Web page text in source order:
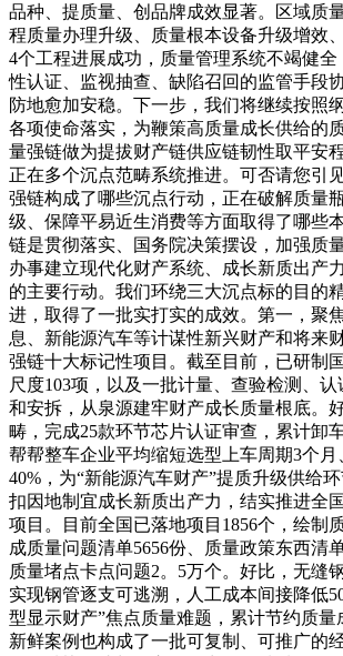
品种、提质量、创品牌成效显著。区域质
程质量办理升级、质量根本设备升级增效
4个工程进展成功，质量管理系统不竭健全
性认证、监视抽查、缺陷召回的监管手段
防地愈加安稳。下一步，我们将继续按照
各项使命落实，为鞭策高质量成长供给的
量强链做为提拔财产链供应链韧性取平安
正在多个沉点范畴系统推进。可否请您引
强链构成了哪些沉点行动，正在破解质量
级、保障平易近生消费等方面取得了哪些
链是贯彻落实、国务院决策摆设，加强质
办事建立现代化财产系统、成长新质出产
的主要行动。我们环绕三大沉点标的目的
进，取得了一批实打实的成效。第一，聚
息、新能源汽车等计谋性新兴财产和将来
强链十大标记性项目。截至目前，已研制
尺度103项，以及一批计量、查验检测、
和安拆，从泉源建牢财产成长质量根底。
畴，完成25款环节芯片认证审查，累计卸
帮帮整车企业平均缩短选型上车周期3个
40%，为“新能源汽车财产”提质升级供给
扣因地制宜成长新质出产力，结实推进全
项目。目前全国已落地项目1856个，绘制
成质量问题清单5656份、质量政策东西清
质量堵点卡点问题2。5万个。好比，无缝
实现钢管逐支可逃溯，人工成本间接降低
型显示财产”焦点质量难题，累计节约质量
新鲜案例也构成了一批可复制、可推广的